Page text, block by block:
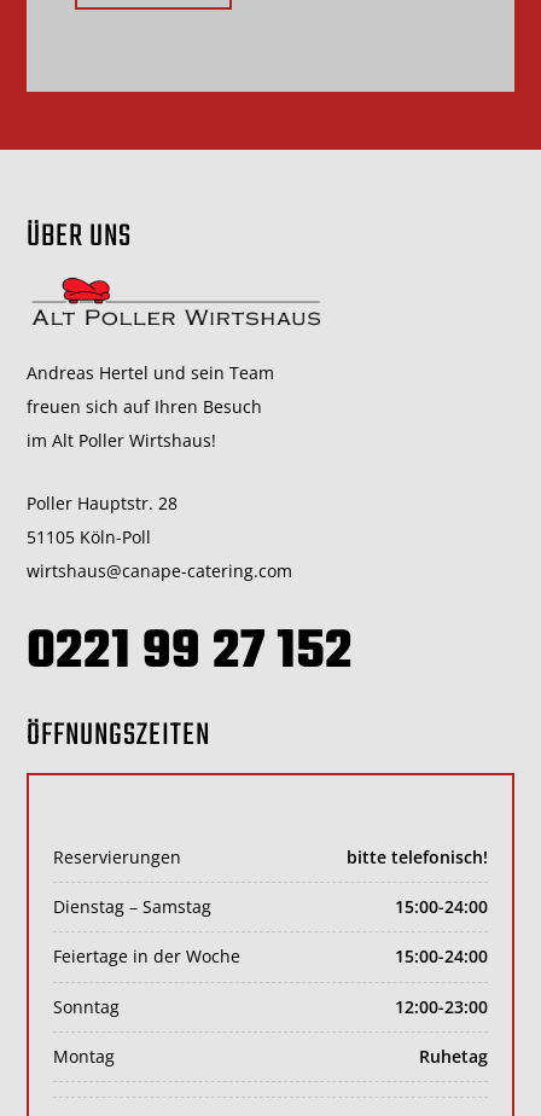
ÜBER UNS
Andreas Hertel und sein Team
freuen sich auf Ihren Besuch
im Alt Poller Wirtshaus!
Poller Hauptstr. 28
51105 Köln-Poll
wirtshaus@canape-catering.com
0221 99 27 152
ÖFFNUNGSZEITEN
Reservierungen bitte telefonisch!
Dienstag – Samstag 15:00-24:00
Feiertage in der Woche 15:00-24:00
Sonntag 12:00-23:00
Montag Ruhetag